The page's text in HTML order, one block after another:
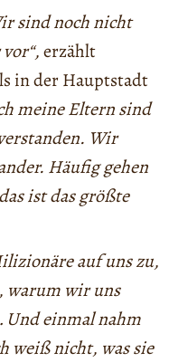
sind noch nicht
erzählt
in der Hauptstadt
meine Eltern sind
Wir
Häufig gehen
ist das größte
auf uns zu,
warum wir uns
Und einmal nahm
weiß nicht, was sie